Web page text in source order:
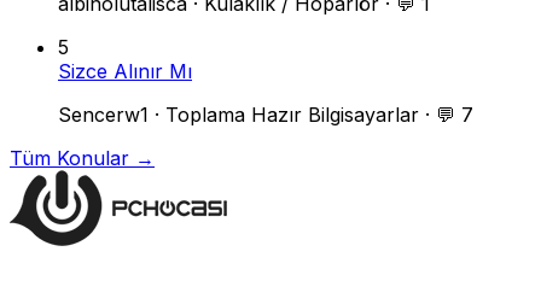
5
Sizce Alınır Mı
Sencerw1 · Toplama Hazır Bilgisayarlar · 💬 7
Tüm Konular →